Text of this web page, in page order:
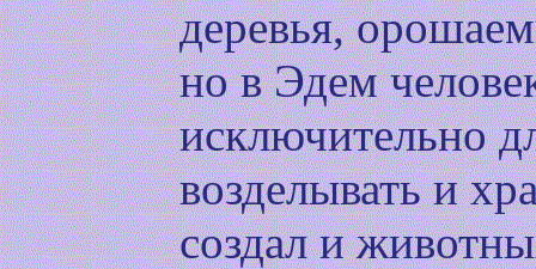
деревья,
но в Эдем
исключительно
возделывать и
создал и